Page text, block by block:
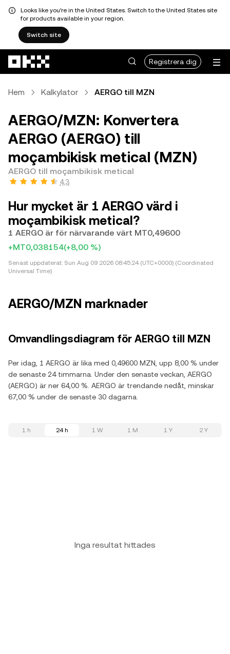
Looks like you're in the United States. Switch to the United States site
for products available in your region.
Switch site
Registrera dig
Hem Kalkylator AERGO till MZN
AERGO/MZN: Konvertera
AERGO (AERGO) till
moçambikisk metical (MZN)
AERGO till moçambikisk metical
4,3
Hur mycket är 1 AERGO värd i
moçambikisk metical?
1 AERGO är för närvarande värt MT0,49600
+MT0,038154(+8,00 %)
Senast uppdaterat: Sun Aug 09 2026 08:45:24 (UTC+0000) (Coordinated
Universal Time)
AERGO/MZN marknader
Omvandlingsdiagram för AERGO till MZN
Per idag, 1 AERGO är lika med 0,49600 MZN, upp 8,00 % under
de senaste 24 timmarna. Under den senaste veckan, AERGO
(AERGO) är ner 64,00 %. AERGO är trendande nedåt, minskar
67,00 % under de senaste 30 dagarna.
1 h 24 h 1 W 1 M 1 Y 2 Y
Inga resultat hittades